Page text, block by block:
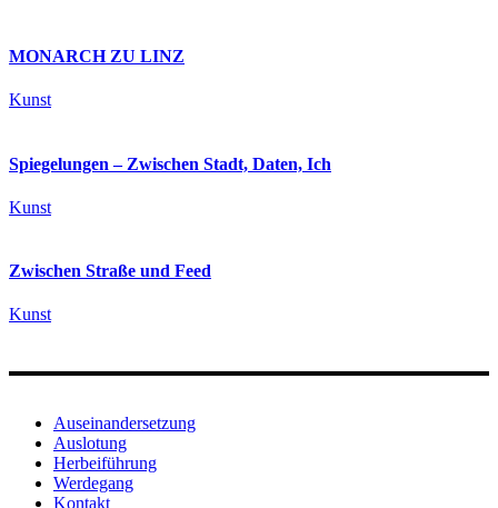
MONARCH ZU LINZ
Kunst
Spiegelungen – Zwischen Stadt, Daten, Ich
Kunst
Zwischen Straße und Feed
Kunst
Auseinandersetzung
Auslotung
Herbeiführung
Werdegang
Kontakt